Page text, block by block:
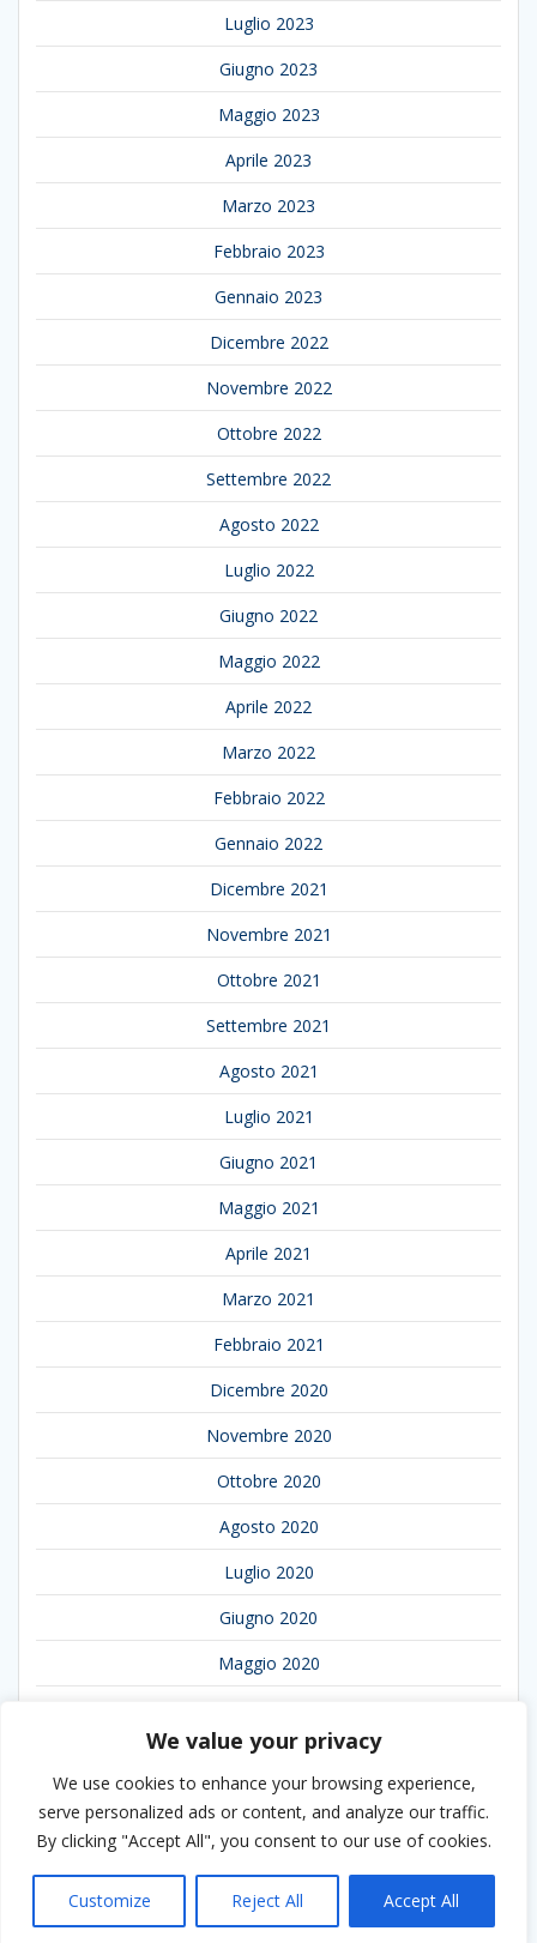
We value your privacy
We use cookies to enhance your browsing experience,
serve personalized ads or content, and analyze our traffic.
By clicking "Accept All", you consent to our use of cookies.
Customize Reject All Accept All
Luglio 2023
Giugno 2023
Maggio 2023
Aprile 2023
Marzo 2023
Febbraio 2023
Gennaio 2023
Dicembre 2022
Novembre 2022
Ottobre 2022
Settembre 2022
Agosto 2022
Luglio 2022
Giugno 2022
Maggio 2022
Aprile 2022
Marzo 2022
Febbraio 2022
Gennaio 2022
Dicembre 2021
Novembre 2021
Ottobre 2021
Settembre 2021
Agosto 2021
Luglio 2021
Giugno 2021
Maggio 2021
Aprile 2021
Marzo 2021
Febbraio 2021
Dicembre 2020
Novembre 2020
Ottobre 2020
Agosto 2020
Luglio 2020
Giugno 2020
Maggio 2020
Marzo 2020
Febbraio 2020
Gennaio 2020